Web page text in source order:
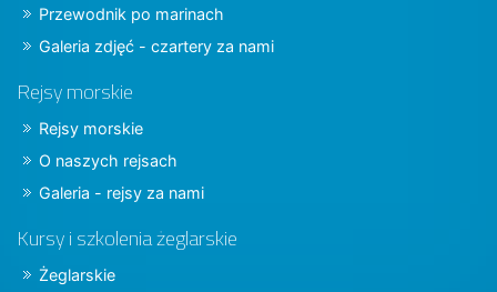
Przewodnik po marinach
Galeria zdjęć - czartery za nami
Rejsy morskie
Rejsy morskie
O naszych rejsach
Galeria - rejsy za nami
Kursy i szkolenia żeglarskie
Żeglarskie